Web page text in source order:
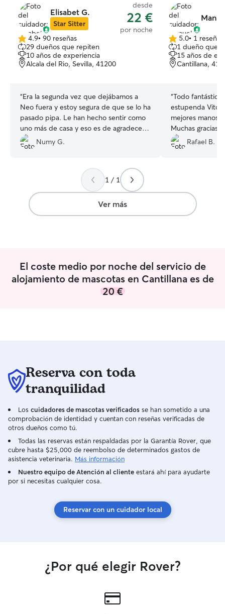
Elisabet G.
Star Sitter
desde
22 €
por noche
4.9
de
5
estrellas
4.9• 90 reseñas
29 dueños que repiten
10 años de experiencia
Alcala del Rio, Sevilla, 41200
“Era la segunda vez que dejábamos a
Neo fuera y estoy segura de que se lo ha
pasado pipa. Le han hecho sentir como
uno más de casa y eso es de agradecer.
Elisabet nos mando fotos de nuestro
pequeño constantemente y se le veía
súper amigables y educadas. Ha sido un
placer. Sin duda repetiremos”
Numy G.
5.0
de
5
estrellas
5.0• 1 reseña
1 dueño que
15 años de
Cantillana,
“Todo fantástico
estupenda Vito
mejores manos
Muchas gracias
Rafael B.
1 / 1
Ver más
El coste medio por noche del servicio de
alojamiento de mascotas en Cantillana es de
20 €
Reserva con toda
tranquilidad
Los cuidadores de mascotas verificados se han sometido a una
comprobación de identidad y cuentan con reseñas verificadas de
otros dueños como tú.
Todas las reservas están respaldadas por la Garantía Rover, que
cubre hasta $25,000 de reembolso de determinados gastos de
asistencia veterinaria. Más información
Nuestro equipo de Atención al cliente estará ahí para ayudarte
por si necesitas cualquier cosa.
Reservar con un cuidador local
¿Por qué elegir Rover?